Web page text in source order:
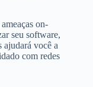
on-
seu software,
ajudará você a
com redes